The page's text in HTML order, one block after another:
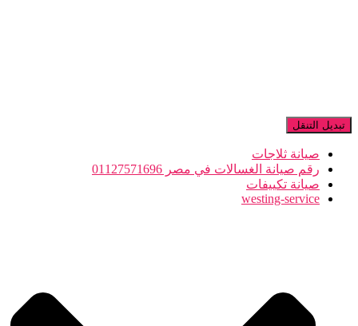
تبديل التنقل
صيانة ثلاجات
رقم صيانة الغسالات في مصر 01127571696
صيانة تكييفات
westing-service